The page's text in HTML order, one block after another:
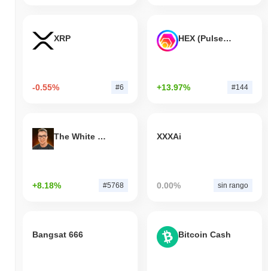
XRP
-0.55% #6
HEX (Pulsechain)
+13.97% #144
The White Bull
+8.18% #5768
XXXAi
0.00% sin rango
Bangsat 666 Bitcoin Cash